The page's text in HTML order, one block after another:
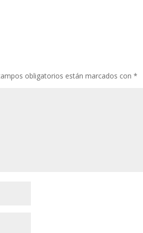
obligatorios están marcados con *